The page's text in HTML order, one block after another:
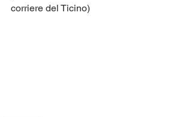
corriere del Ticino)